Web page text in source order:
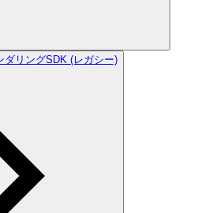
ダリングSDK (レガシー)